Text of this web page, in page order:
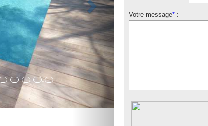
Votre message* :